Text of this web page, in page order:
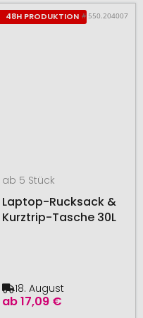
48H PRODUKTION # 550.204007
ab 5 Stück
Laptop-Rucksack &
Kurztrip-Tasche 30L
ab17,09 €
18. August